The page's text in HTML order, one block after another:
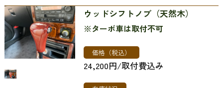
ウッドシフトノブ（天然木）
※ターボ車は取付不可
価格（税込）
24,200円/取付費込み